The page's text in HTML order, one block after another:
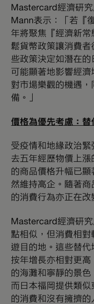
Mastercard經濟研
Mann表示：「若『
年將聚焦『經濟新
鬆貨幣政策讓消費
些政策決定如潛在
可能顯著地影響經
對市場樂觀的機遇
備。」
價格為優先考慮：
受疫情和地緣政治
去五年經歷物價上
的商品價格升幅已
然維持高企。隨著
的消費行為亦正在改
Mastercard經濟研
點相似，但消費相
遊目的地。這些替
按年增長亦相對更
的海灘和寧靜的景色
而日本福岡提供類
的消費和沒有擁擠的